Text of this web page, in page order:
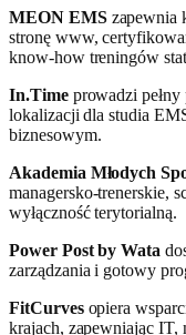
MEON EMSzapewnia
stronę www,
know‑how treningów
In.Timeprowadzi pełny
lokalizacji dla studia
biznesowym.
Akademia Młodych
managersko‑trenerskie,
wyłączność terytorialną.
Power Post by Wata
zarządzania i gotowy
FitCurvesopiera
krajach, zapewniając